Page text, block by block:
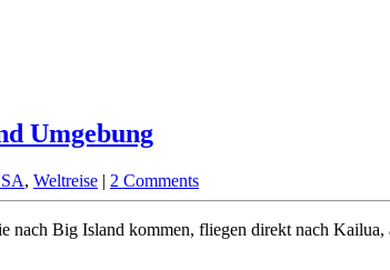
Umgebung
, Weltreise | 2 Comments
nach Big Island kommen, fliegen direkt nach